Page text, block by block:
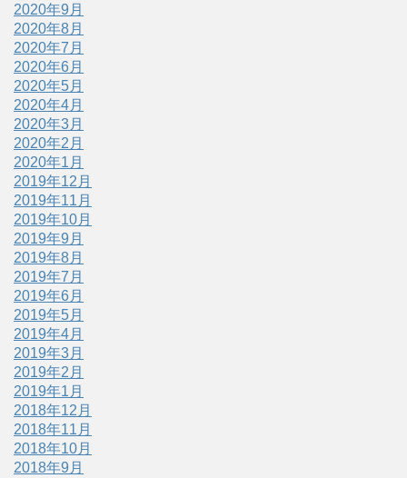
2020年9月
2020年8月
2020年7月
2020年6月
2020年5月
2020年4月
2020年3月
2020年2月
2020年1月
2019年12月
2019年11月
2019年10月
2019年9月
2019年8月
2019年7月
2019年6月
2019年5月
2019年4月
2019年3月
2019年2月
2019年1月
2018年12月
2018年11月
2018年10月
2018年9月